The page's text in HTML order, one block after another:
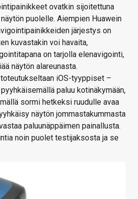
ovatkin sijoitettuna
puolelle. Aiempien Huawein
järjestys on
kuvastakin voi havaita,
on tarjolla elenavigointi,
näytön alareunasta.
iOS-tyyppiset –
paluu kotinäkymään,
sormi hetkeksi ruudulle avaa
näytön jommastakummasta
paluunäppäimen painallusta.
noin puolet testijaksosta ja se